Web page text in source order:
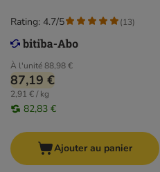
À l'unité88,98 €
87,19 €
2,91 € / kg
82,83 €
Rating: 4.7/5 (13)
Ajouter au panier